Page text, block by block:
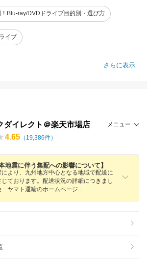
Blu-ray/DVDドライブ目的別・選び方
イブ
さらに表示
ダイレクト＠楽天市場店 メニュー
4.65 （ 19,386件）
地震に伴う集配への影響について】
より、九州地方中心となる地域で配送に
ております。配送状況の詳細につきまし
ヤマト運輸のホームページ